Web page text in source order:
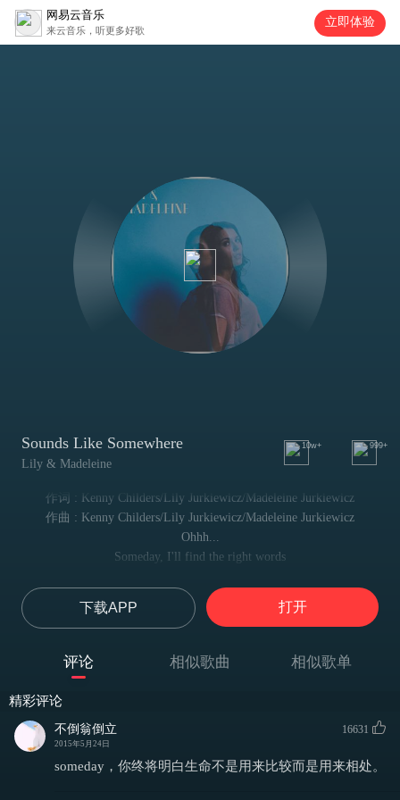
网易云音乐
来云音乐，听更多好歌
立即体验
Sounds Like Somewhere
Lily & Madeleine
10w+ 999+
作词 : Kenny Childers/Lily Jurkiewicz/Madeleine Jurkiewicz
作曲 : Kenny Childers/Lily Jurkiewicz/Madeleine Jurkiewicz
Ohhh...
Someday, I'll find the right words
I'll belong or I will wander
我会有所归属,或一直盲目游荡
Somewhere, Over the mountain
在哪里,或许是山顶之上
Under the great sky i will be all right
有一天，我会找到合适的语言
and i'll bloom where I was planted long ago
我会在一个对的地方绽放
下载APP 打开
评论 相似歌曲 相似歌单
精彩评论
不倒翁倒立
2015年5月24日
16631
someday，你终将明白生命不是用来比较而是用来相处。